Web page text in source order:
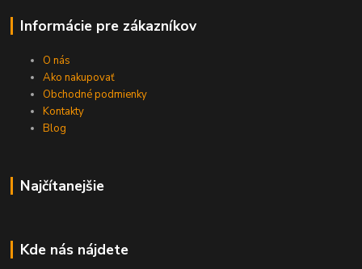
Informácie pre zákazníkov
O nás
Ako nakupovať
Obchodné podmienky
Kontakty
Blog
Najčítanejšie
Kde nás nájdete